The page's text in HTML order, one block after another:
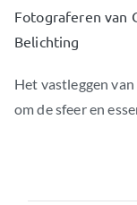
Fotograferen van
Belichting
Het vastleggen
om de sfeer en